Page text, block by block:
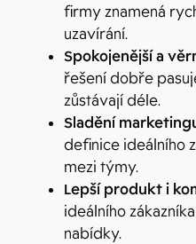
firmy znamená
uzavírání.
Spokojenější a
řešení dobře
zůstávají déle.
Sladění
definice ideálního
mezi týmy.
Lepší produkt i
ideálního
nabídky.